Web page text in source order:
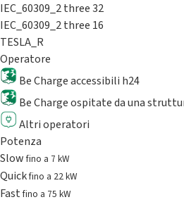
IEC_60309_2 three 32
IEC_60309_2 three 16
TESLA_R
Operatore
Be Charge accessibili h24
Be Charge ospitate da una
Altri operatori
Potenza
Slowfino a 7 kW
Quickfino a 22 kW
Fastfino a 75 kW